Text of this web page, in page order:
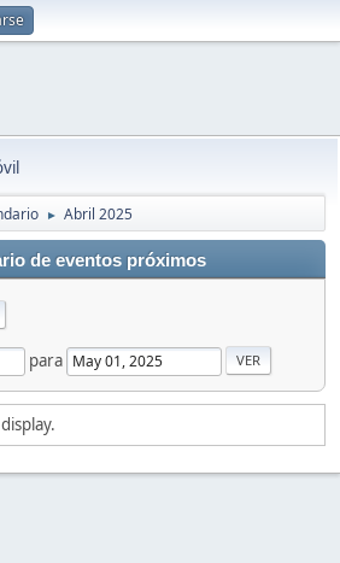
► Abril 2025
de eventos próximos
para